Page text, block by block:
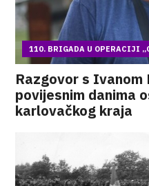
110. BRIGADA U OPERACIJI
Razgovor s Ivanom
povijesnim danima
karlovačkog kraja